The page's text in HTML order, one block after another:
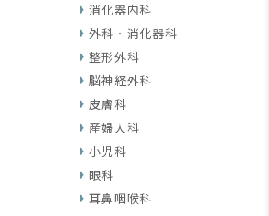
消化器内科
外科・消化器科
整形外科
脳神経外科
皮膚科
産婦人科
小児科
眼科
耳鼻咽喉科